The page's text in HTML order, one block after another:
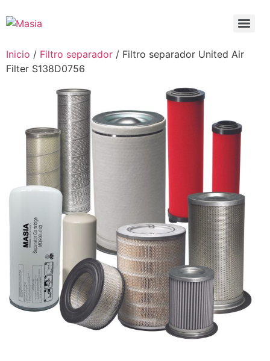
Inicio / Filtro separador / Filtro separador United Air
Filter S138D0756